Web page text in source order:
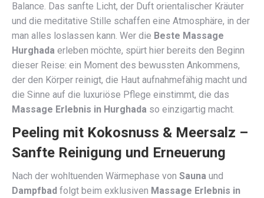
Balance. Das sanfte Licht, der Duft orientalischer Kräuter
und die meditative Stille schaffen eine Atmosphäre, in der
man alles loslassen kann. Wer die Beste Massage
Hurghada erleben möchte, spürt hier bereits den Beginn
dieser Reise: ein Moment des bewussten Ankommens,
der den Körper reinigt, die Haut aufnahmefähig macht und
die Sinne auf die luxuriöse Pflege einstimmt, die das
Massage Erlebnis in Hurghada so einzigartig macht.
Peeling mit Kokosnuss & Meersalz –
Sanfte Reinigung und Erneuerung
Nach der wohltuenden Wärmephase von Sauna und
Dampfbad folgt beim exklusiven Massage Erlebnis in